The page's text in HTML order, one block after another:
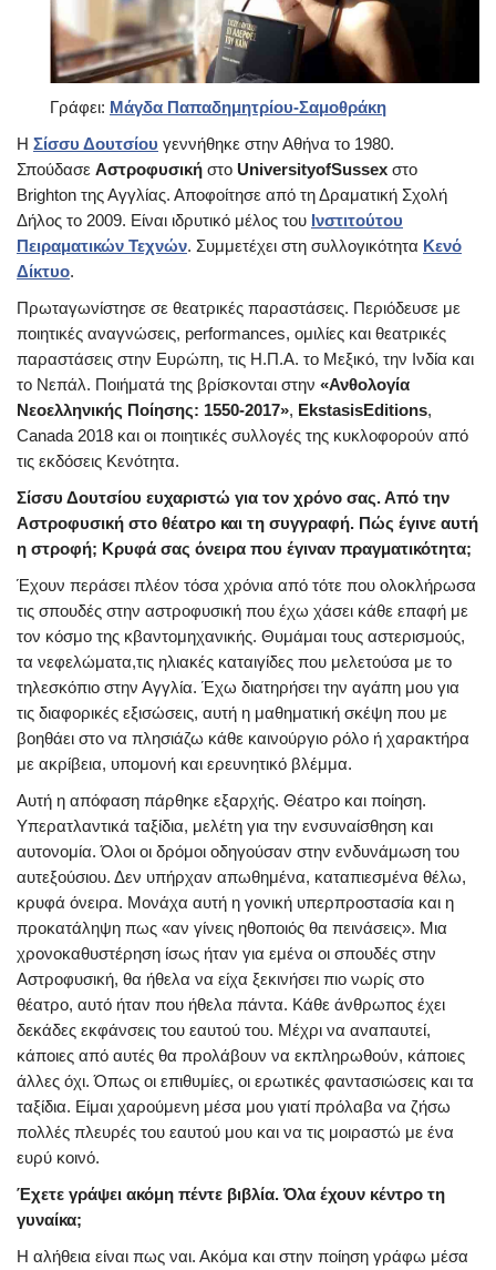
Γράφει: Μάγδα Παπαδημητρίου-Σαμοθράκη
Η Σίσσυ Δουτσίου γεννήθηκε στην Αθήνα το 1980.
Σπούδασε Αστροφυσική στο UniversityofSussex στο
Brighton της Αγγλίας. Αποφοίτησε από τη Δραματική Σχολή
Δήλος το 2009. Είναι ιδρυτικό μέλος του Ινστιτούτου
Πειραματικών Τεχνών. Συμμετέχει στη συλλογικότητα Κενό
Δίκτυο.
Πρωταγωνίστησε σε θεατρικές παραστάσεις. Περιόδευσε με
ποιητικές αναγνώσεις, performances, ομιλίες και θεατρικές
παραστάσεις στην Ευρώπη, τις Η.Π.Α. το Μεξικό, την Ινδία και
το Νεπάλ. Ποιήματά της βρίσκονται στην «Ανθολογία
Νεοελληνικής Ποίησης: 1550-2017», EkstasisEditions,
Canada 2018 και οι ποιητικές συλλογές της κυκλοφορούν από
τις εκδόσεις Κενότητα.
Σίσσυ Δουτσίου ευχαριστώ για τον χρόνο σας. Από την
Αστροφυσική στο θέατρο και τη συγγραφή. Πώς έγινε αυτή
η στροφή; Κρυφά σας όνειρα που έγιναν πραγματικότητα;
Έχουν περάσει πλέον τόσα χρόνια από τότε που ολοκλήρωσα
τις σπουδές στην αστροφυσική που έχω χάσει κάθε επαφή με
τον κόσμο της κβαντομηχανικής. Θυμάμαι τους αστερισμούς,
τα νεφελώματα,τις ηλιακές καταιγίδες που μελετούσα με το
τηλεσκόπιο στην Αγγλία. Έχω διατηρήσει την αγάπη μου για
τις διαφορικές εξισώσεις, αυτή η μαθηματική σκέψη που με
βοηθάει στο να πλησιάζω κάθε καινούργιο ρόλο ή χαρακτήρα
με ακρίβεια, υπομονή και ερευνητικό βλέμμα.
Αυτή η απόφαση πάρθηκε εξαρχής. Θέατρο και ποίηση.
Υπερατλαντικά ταξίδια, μελέτη για την ενσυναίσθηση και
αυτονομία. Όλοι οι δρόμοι οδηγούσαν στην ενδυνάμωση του
αυτεξούσιου. Δεν υπήρχαν απωθημένα, καταπιεσμένα θέλω,
κρυφά όνειρα. Μονάχα αυτή η γονική υπερπροστασία και η
προκατάληψη πως «αν γίνεις ηθοποιός θα πεινάσεις». Μια
χρονοκαθυστέρηση ίσως ήταν για εμένα οι σπουδές στην
Αστροφυσική, θα ήθελα να είχα ξεκινήσει πιο νωρίς στο
θέατρο, αυτό ήταν που ήθελα πάντα. Κάθε άνθρωπος έχει
δεκάδες εκφάνσεις του εαυτού του. Μέχρι να αναπαυτεί,
κάποιες από αυτές θα προλάβουν να εκπληρωθούν, κάποιες
άλλες όχι. Όπως οι επιθυμίες, οι ερωτικές φαντασιώσεις και τα
ταξίδια. Είμαι χαρούμενη μέσα μου γιατί πρόλαβα να ζήσω
πολλές πλευρές του εαυτού μου και να τις μοιραστώ με ένα
ευρύ κοινό.
Έχετε γράψει ακόμη πέντε βιβλία. Όλα έχουν κέντρο τη
γυναίκα;
Η αλήθεια είναι πως ναι. Ακόμα και στην ποίηση γράφω μέσα